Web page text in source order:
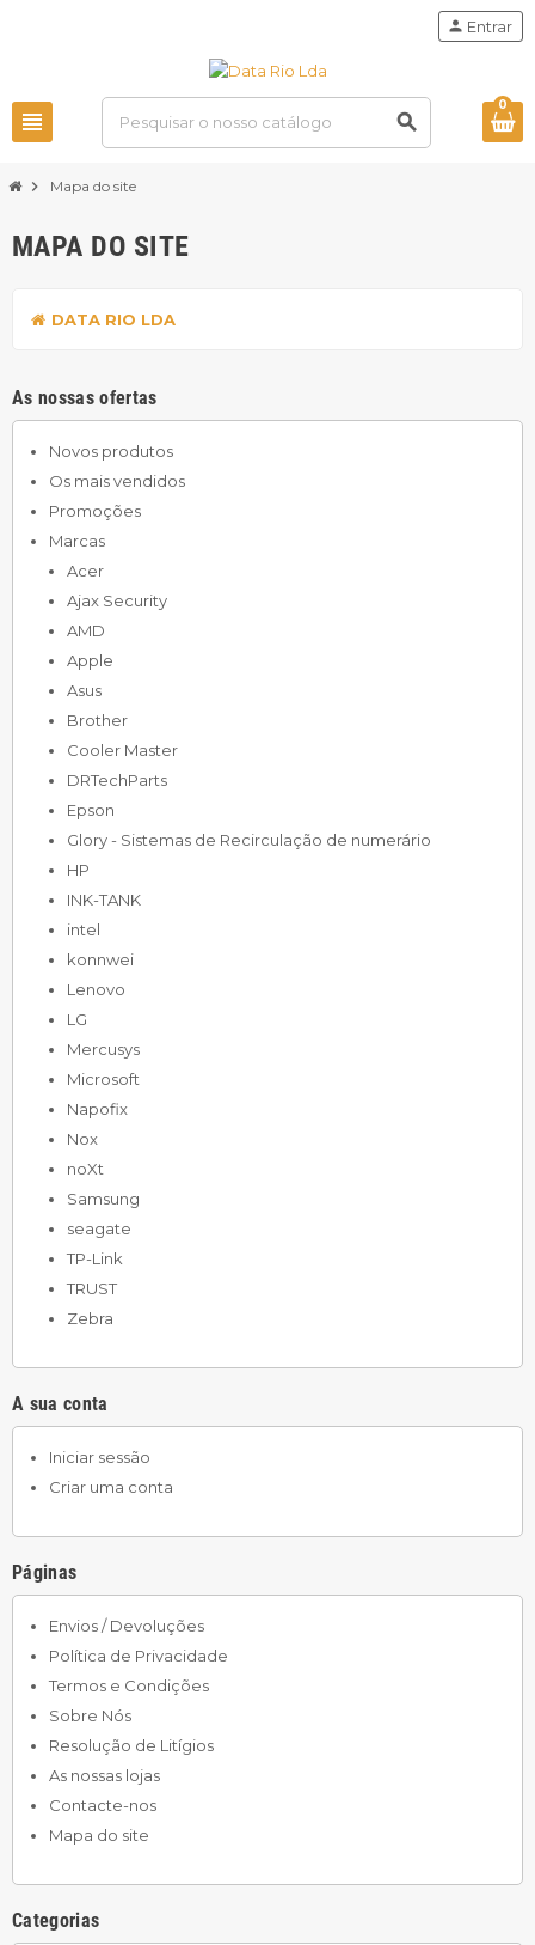
view_headline search
person Entrar
0
chevron_right Mapa do site
MAPA DO SITE
DATA RIO LDA
As nossas ofertas
Novos produtos
Os mais vendidos
Promoções
Marcas
Acer
Ajax Security
AMD
Apple
Asus
Brother
Cooler Master
DRTechParts
Epson
Glory - Sistemas de Recirculação de numerário
HP
INK-TANK
intel
konnwei
Lenovo
LG
Mercusys
Microsoft
Napofix
Nox
noXt
Samsung
seagate
TP-Link
TRUST
Zebra
A sua conta
Iniciar sessão
Criar uma conta
Páginas
Envios / Devoluções
Política de Privacidade
Termos e Condições
Sobre Nós
Resolução de Litígios
As nossas lojas
Contacte-nos
Mapa do site
Categorias